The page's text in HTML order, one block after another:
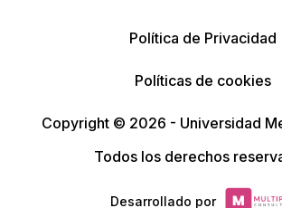
Política de Privacidad
Políticas de cookies
Copyright © 2026 - Universidad
Todos los derechos
Desarrollado por